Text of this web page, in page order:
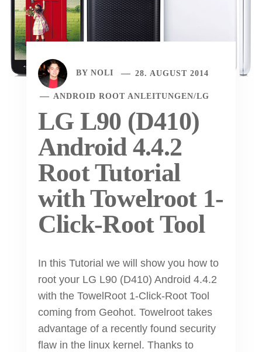
BY NOLI 28. AUGUST 2014
ANDROID ROOT ANLEITUNGEN/LG
LG L90 (D410)
Android 4.4.2
Root Tutorial
with Towelroot 1-
Click-Root Tool
In this Tutorial we will show you how to
root your LG L90 (D410) Android 4.4.2
with the TowelRoot 1-Click-Root Tool
coming from Geohot. Towelroot takes
advantage of a recently found security
flaw in the linux kernel. Thanks to